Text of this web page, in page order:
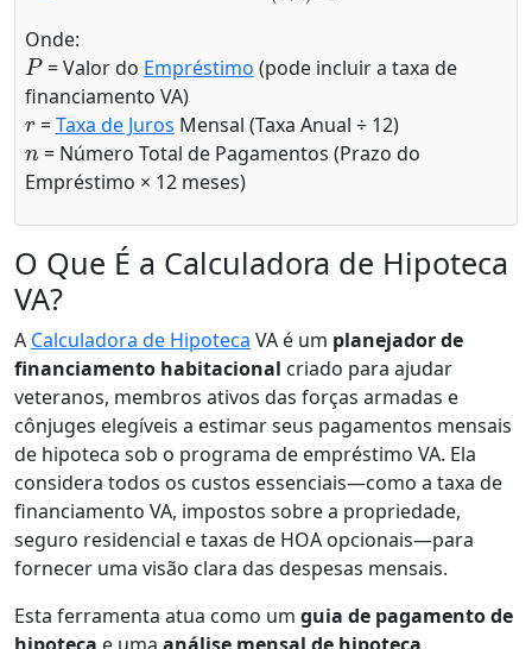
Onde:
P
= Valor do Empréstimo (pode incluir a taxa de
financiamento VA)
r
=Taxa de Juros Mensal (Taxa Anual ÷ 12)
n
= Número Total de Pagamentos (Prazo do
Empréstimo × 12 meses)
O Que É a Calculadora de Hipoteca
VA?
A Calculadora de Hipoteca VA é um planejador de
financiamento habitacional criado para ajudar
veteranos, membros ativos das forças armadas e
cônjuges elegíveis a estimar seus pagamentos mensais
de hipoteca sob o programa de empréstimo VA. Ela
considera todos os custos essenciais—como a taxa de
financiamento VA, impostos sobre a propriedade,
seguro residencial e taxas de HOA opcionais—para
fornecer uma visão clara das despesas mensais.
Esta ferramenta atua como um guia de pagamento de